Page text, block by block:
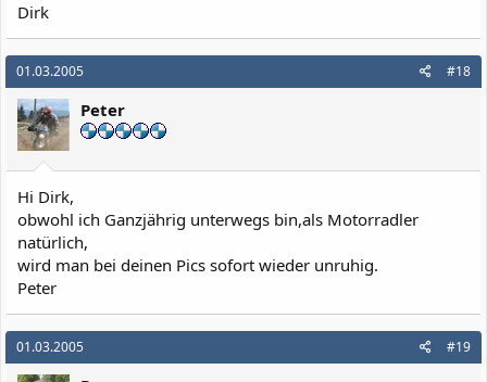
Dirk
01.03.2005 #18
Peter
Hi Dirk,
obwohl ich Ganzjährig unterwegs bin,als Motorradler
natürlich,
wird man bei deinen Pics sofort wieder unruhig.
Peter
01.03.2005 #19